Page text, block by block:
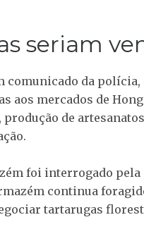
seriam
comunicado da
aos mercados de
de
foi interrogado
continua
tartarugas